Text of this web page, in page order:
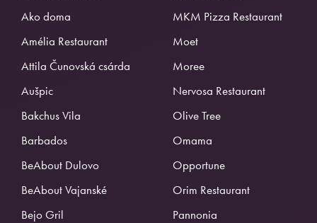
Ako doma
Amélia Restaurant
Attila Čunovská csárda
Aušpic
Bakchus Vila
Barbados
BeAbout Dulovo
BeAbout Vajanské
Bejo Gril
MKM Pizza Restaurant
Moet
Moree
Nervosa Restaurant
Olive Tree
Omama
Opportune
Orim Restaurant
Pannonia